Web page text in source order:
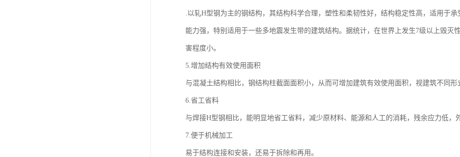
.以轧H型钢为主的钢结构，其结构科学合理，塑性和柔韧性好，结构稳定性高，适用于
能力强，特别适用于一些多地震发生带的建筑结构。据统计，在世界上发生7级以上毁灭
害程度小。
5.增加结构有效使用面积
与混凝土结构相比，钢结构柱截面面积小，从而可增加建筑有效使用面积，视建筑不同形
6.省工省料
与焊接H型钢相比，能明显地省工省料，减少原材料、能源和人工的消耗，残余应力低，
7.便于机械加工
易于结构连接和安装，还易于拆除和再用。